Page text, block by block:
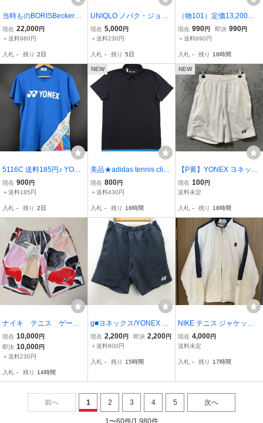
当時ものBORISBeckerボ
リスベッカーFILA フィラ
トラックジャケット ジャ
替 ロゴ刺繍
現在 22,000円
＋送料980円
入札 - 残り 2日
UNIQLO ノバク・ジョコ
ビッチ テニスウェア 上下
セット Mサイズ 水色 ホワ
ア 中古 送料別
現在 5,000円
＋送料230円
入札 - 残り 5日
（物101）定価13,200
円 新品 スリクソン
裏メッシュ ウィンドジ
メンズS 男女兼用 身長
162～168
現在 990円 即決 990円
＋送料890円
入札 - 残り 18時間
5116C 送料185円♪ YONE
X ヨネックス メンズ テニ
ス 北信越 青x白 速乾生地
現在 900円
＋送料185円
入札 - 残り 2日
NEW
美品★adidas tennis clim
achill アディダス テニス
クライマチル半袖ポロシ
現在 800円
＋送料430円
入札 - 残り 18時間
NEW
【P黄】YONEX ヨネック
ス ハーフパンツ ショート
パンツ サイズS ホワイト
ズ ボトムス 最落なし
現在 100円
送料未定
入札 - 残り 18時間
ナイキ テニス ゲーム
パンツ 全豪モデル 日
本未発売
現在 10,000円
即決 10,000円
＋送料230円
入札 - 残り 14時間
g■ヨネックス/YONEX ハ
ーフパンツ/スポーツウェ
ア【L】灰/men's/50【中
現在 2,200円 即決 2,200円
＋送料800円
入札 - 残り 15時間
NIKE テニス ジャケット 9
0s ナイキコート サンプ
ラス
現在 4,000円
送料未定
入札 - 残り 17時間
前へ 1 2 3 4 5 次へ
1〜60件/1,980件